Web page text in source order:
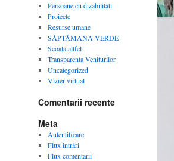
Persoane cu dizabilitati
Proiecte
Resurse umane
SĂPTĂMÂNA VERDE
Scoala altfel
Transparenta Veniturilor
Uncategorized
Vizier virtual
Comentarii recente
Meta
Autentificare
Flux intrări
Flux comentarii